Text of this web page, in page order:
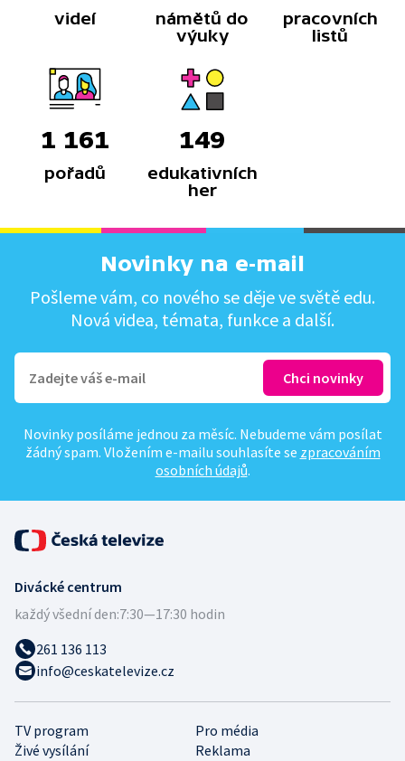
videí
námětů do
výuky
pracovních
listů
1 161
pořadů
149
edukativních
her
Novinky na e-mail
Pošleme vám, co nového se děje ve světě edu.
Nová videa, témata, funkce a další.
Novinky posíláme jednou za měsíc. Nebudeme vám posílat
žádný spam. Vložením e-mailu souhlasíte se zpracováním
osobních údajů.